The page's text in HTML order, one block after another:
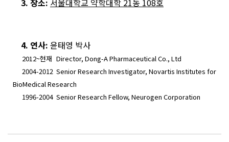
4. 연사: 윤태영 박사
2012~현재 Director, Dong-A Pharmaceutical Co., Ltd
2004-2012 Senior Research Investigator, Novartis Institutes for
BioMedical Research
1996-2004 Senior Research Fellow, Neurogen Corporation